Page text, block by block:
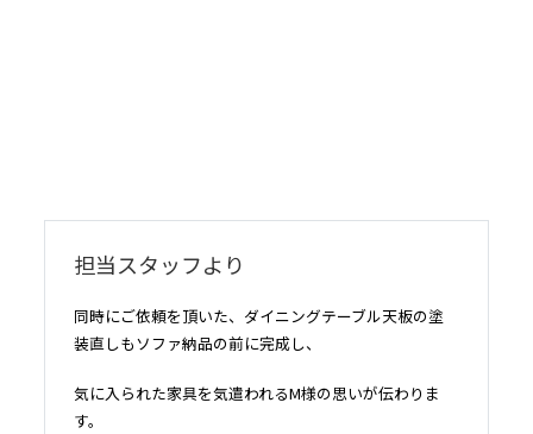
担当スタッフより
同時にご依頼を頂いた、ダイニングテーブル天板の塗
装直しもソファ納品の前に完成し、
気に入られた家具を気遣われるM様の思いが伝わりま
す。